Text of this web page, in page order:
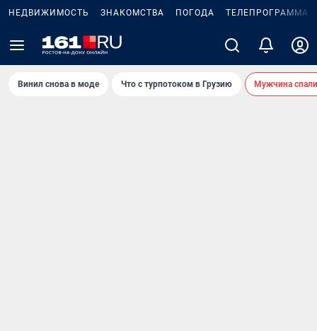
НЕДВИЖИМОСТЬ ЗНАКОМСТВА ПОГОДА ТЕЛЕПРОГРАММА
Винил снова в моде Что с турпотоком в Грузию Мужчина